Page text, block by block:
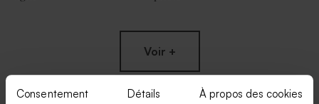
Consentement Détails À propos des cookies
Voir +